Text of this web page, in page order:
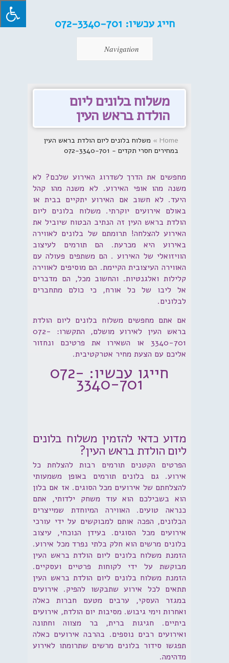
חייג עכשיו:
Navigation
משלוח בלונים ליום
הולדת בראש העין
Home
» משלוח בלונים ליום הולדת בראש העין
במחירים חסרי תקדים - 072-3340-701
מחפשים את הדרך לשדרוג האירוע שלכם? לא
משנה מהו אופי האירוע. לא משנה מהו קהל
היעד. לא חשוב אם האירוע יתקיים בבית או
באולם אירועים יוקרתי. משלוח בלונים ליום
הולדת בראש העין זה הנתיב הבטוח שיוביל את
האירוע להצלחה! תרומתם של בלונים לאווירה
באירוע היא מכרעת. הם תורמים לעיצוב
הוויזואלי של האירוע . הם משתפים פעולה עם
האווירה העיצובית הקיימת. הם מוסיפים לאווירה
קלילות ואלגנטיות. והחשוב מכל, הם מדברים
אל ליבו של כל אורח, כי כולם מתחברים
לבלונים.
אם אתם מחפשים משלוח בלונים ליום הולדת
בראש העין לאירוע מושלם, התקשרו: 072-
3340-701 או השאירו את פרטיכם ונחזור
אליכם עם הצעת מחיר אטרקטיבית.
חייגו עכשיו: 072-
3340-701
מדוע כדאי להזמין משלוח בלונים
ליום הולדת בראש העין?
הפרטים הקטנים תורמים רבות להצלחת כל
אירוע. גם בלונים תורמים באופן משמעותי
להצלחתם של אירועים מכל הסוגים. אז אם בלון
הוא בשבילכם הוא עוד משחק ילדותי, אתם
כנראה טועים. האווירה המיוחדת שמייצרים
הבלונים, הפכה אותם למבוקשים על ידי עורכי
אירועים מכל הסוגים. בעידן הנוכחי, עיצוב
בלונים מרשים הוא חלק בלתי נפרד מכל אירוע.
הזמנת משלוח בלונים ליום הולדת בראש העין
מבוקשת על ידי לקוחות פרטיים ועסקיים.
הזמנת משלוח בלונים ליום הולדת בראש העין
תתאים לכל אירוע שתבקשו להפיק. אירועים
במגזר העסקי, ערבים מטעם חברות כאלה
ואחרות וימי גיבוש. מסיבות יום הולדת, אירועים
ביתיים. חגיגות ברית, בר מצווה וחתונה
ואירועים רבים נוספים. בהרבה אירועים כאלה
תפגשו סידור בלונים מרשים שתרומתו לאירוע
מדהימה.